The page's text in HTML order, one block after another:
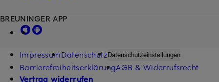
BREUNINGER APP
ImpressumDatenschutz Datenschutzeinstellungen
BarrierefreiheitserklärungAGB & Widerrufsrecht
Vertrag widerrufen